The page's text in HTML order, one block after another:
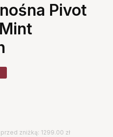
Pivot
zniżką: 1299.00 zł